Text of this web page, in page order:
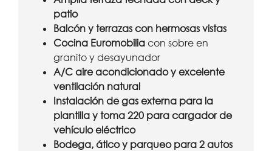
patio
Balcón y terrazas con hermosas vistas
Cocina Euromobilia con sobre en
granito y desayunador
A/C aire acondicionado y excelente
ventilación natural
Instalación de gas externa para la
plantilla y toma 220 para cargador de
vehículo eléctrico
Bodega, ático y parqueo para 2 autos